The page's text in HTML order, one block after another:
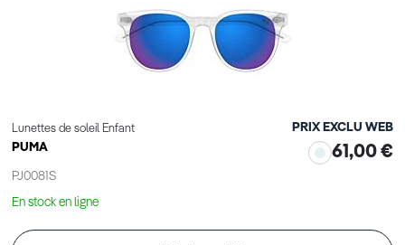
Lunettes de soleil Enfant
PUMA
PJ0081S
PRIX EXCLU WEB
61,00 €
En stock en ligne